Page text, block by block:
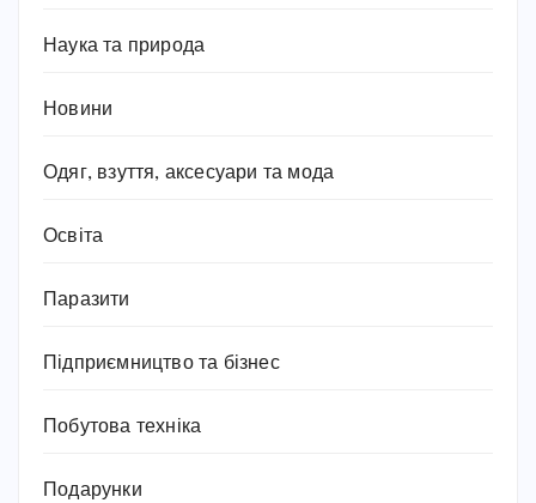
Наука та природа
Новини
Одяг, взуття, аксесуари та мода
Освіта
Паразити
Підприємництво та бізнес
Побутова техніка
Подарунки